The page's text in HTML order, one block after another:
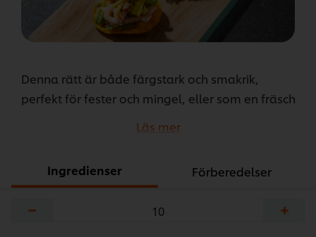
majonnäs
är
5.0
5
från
betyg.
Denna rätt är både färgstark och smakrik,
perfekt för fester och mingel, eller som en fräsch
Läs mer
Ingredienser Förberedelser
− +